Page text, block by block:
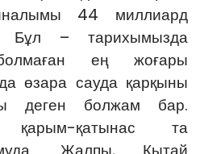
44 миллиард
Бұл – тарихымызда
ең жоғары
өзара сауда қарқыны
деген болжам бар.
қарым-қатынас та